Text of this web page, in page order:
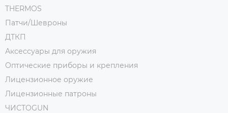
THERMOS
Патчи/Шевроны
ДТКП
Аксессуары для оружия
Оптические приборы и крепления
Лицензионное оружие
Лицензионные патроны
ЧИСТОGUN